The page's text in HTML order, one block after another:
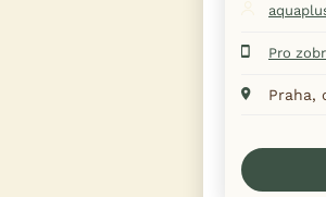
Pro
Praha,